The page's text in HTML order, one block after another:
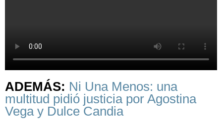
ADEMÁS: Ni Una Menos: una
multitud pidió justicia por Agostina
Vega y Dulce Candia